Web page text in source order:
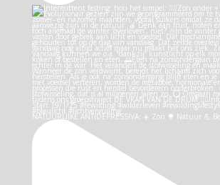
NATUURLIJKE ANTIDEPRESSIVA: ☀️ Zon 🌳 Natuur 💪